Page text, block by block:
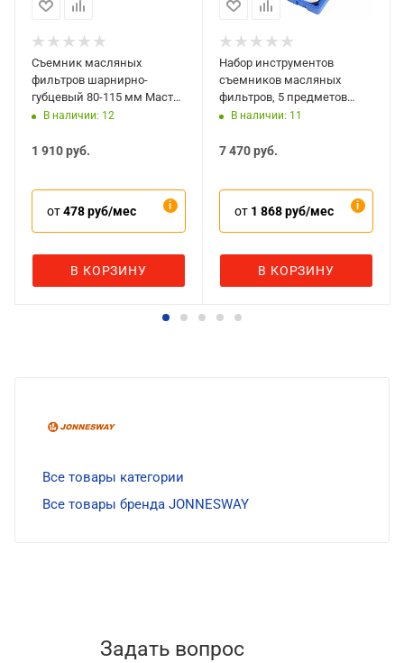
Съемник масляных
фильтров шарнирно-
губцевый 80-115 мм Мастак
103-45115
В наличии: 12
1 910руб.
от478 руб/мес
В КОРЗИНУ
Набор инструментов
съемников масляных
фильтров, 5 предметов
Мастак 103-40005C
В наличии: 11
7 470руб.
от 1 868 руб/мес
В КОРЗИНУ
Все товары категории
Все товары бренда JONNESWAY
Задать вопрос